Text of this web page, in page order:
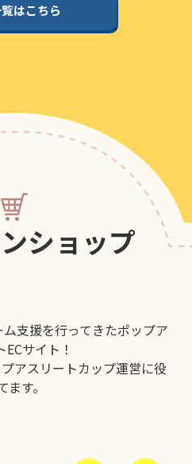
はこちら
ショップ
支援を行ってきたポップア
サイト！
アスリートカップ運営に役
ます。